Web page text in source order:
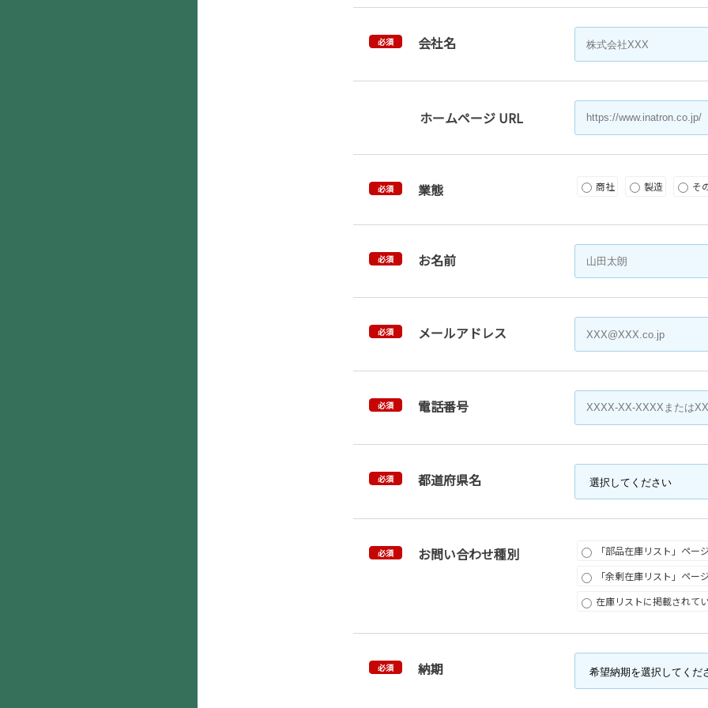
必須 会社名
ホームページ URL
必須 業態 商社 製造 そ
必須 お名前
必須 メールアドレス
必須 電話番号
必須 都道府県名
必須 お問い合わせ種別
「部品在庫リスト」ペー
「余剰在庫リスト」ペー
在庫リストに掲載されて
必須 納期